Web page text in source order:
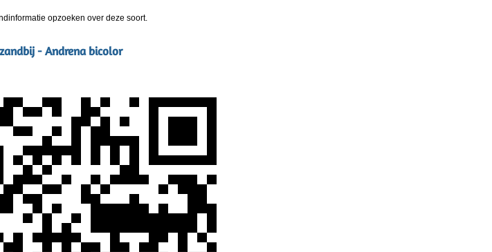
opzoeken over deze soort.
- Andrena bicolor